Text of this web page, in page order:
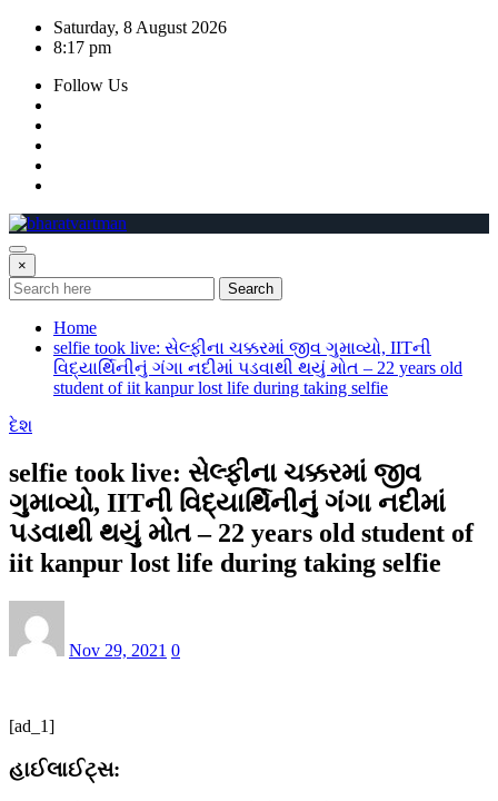
Skip
Saturday, 8 August 2026
8:17 pm
Follow Us
×
Search
Home
selfie took live: સેલ્ફીના ચક્કરમાં જીવ ગુમાવ્યો, IITની
વિદ્યાર્થિનીનું ગંગા નદીમાં પડવાથી થયું મોત – 22 years old
student of iit kanpur lost life during taking selfie
દેશ
selfie took live: સેલ્ફીના ચક્કરમાં જીવ
ગુમાવ્યો, IITની વિદ્યાર્થિનીનું ગંગા નદીમાં
પડવાથી થયું મોત – 22 years old student of
iit kanpur lost life during taking selfie
Nov 29, 2021 0
[ad_1]
હાઈલાઈટ્સ: